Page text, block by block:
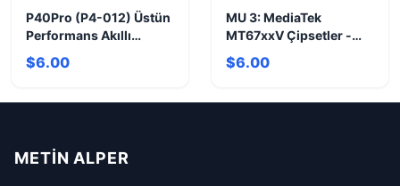
P40Pro (P4-012) Üstün
Performans Akıllı
Telefon | En İyi Fiyat
$6.00
MU 3: MediaTek
MT67xxV Çipsetler -
Geniş Uyumluluk ve
Güç
$6.00
METIN ALPER